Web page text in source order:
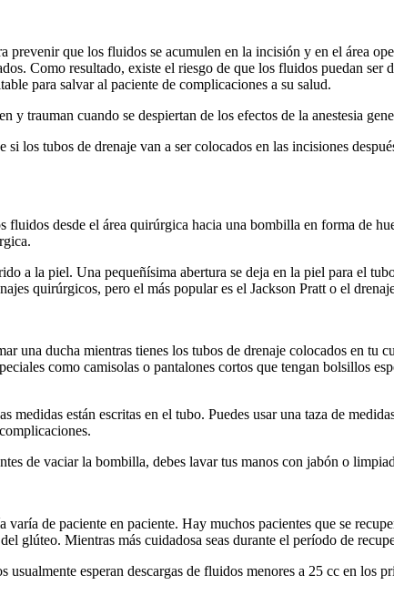
que los fluidos se acumulen en la incisión y en el área
Como resultado, existe el riesgo de que los fluidos puedan ser
para salvar al paciente de complicaciones a su salud.
trauman cuando se despiertan de los efectos de la anestesia
los tubos de drenaje van a ser colocados en las incisiones
desde el área quirúrgica hacia una bombilla en forma de
a la piel. Una pequeñísima abertura se deja en la piel para el
quirúrgicos, pero el más popular es el Jackson Pratt o el
una ducha mientras tienes los tubos de drenaje colocados en tu
como camisolas o pantalones cortos que tengan bolsillos
están escritas en el tubo. Puedes usar una taza de
de vaciar la bombilla, debes lavar tus manos con jabón o
de paciente en paciente. Hay muchos pacientes que se
glúteo. Mientras más cuidadosa seas durante el período de
esperan descargas de fluidos menores a 25 cc en los